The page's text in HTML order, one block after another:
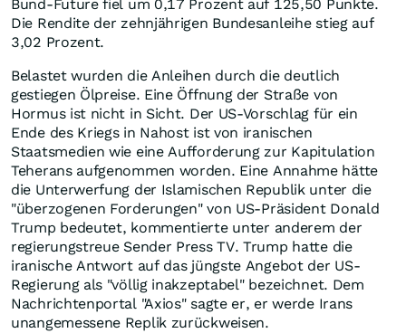
Bund-Future fiel um 0,17 Prozent auf 125,50 Punkte.
Die Rendite der zehnjährigen Bundesanleihe stieg auf
3,02 Prozent.
Belastet wurden die Anleihen durch die deutlich
gestiegen Ölpreise. Eine Öffnung der Straße von
Hormus ist nicht in Sicht. Der US-Vorschlag für ein
Ende des Kriegs in Nahost ist von iranischen
Staatsmedien wie eine Aufforderung zur Kapitulation
Teherans aufgenommen worden. Eine Annahme hätte
die Unterwerfung der Islamischen Republik unter die
"überzogenen Forderungen" von US-Präsident Donald
Trump bedeutet, kommentierte unter anderem der
regierungstreue Sender Press TV. Trump hatte die
iranische Antwort auf das jüngste Angebot der US-
Regierung als "völlig inakzeptabel" bezeichnet. Dem
Nachrichtenportal "Axios" sagte er, er werde Irans
unangemessene Replik zurückweisen.